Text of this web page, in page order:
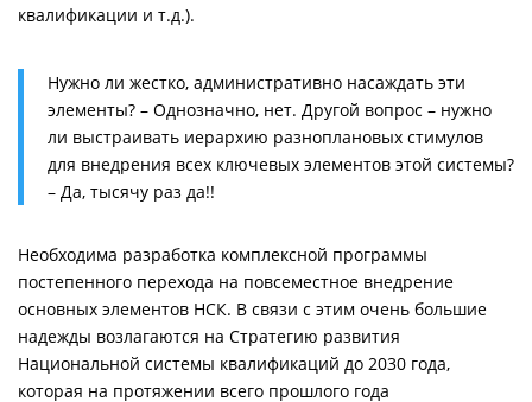
квалификации и т.д.).
Нужно ли жестко, административно насаждать эти
элементы? – Однозначно, нет. Другой вопрос – нужно
ли выстраивать иерархию разноплановых стимулов
для внедрения всех ключевых элементов этой системы?
– Да, тысячу раз да!!
Необходима разработка комплексной программы
постепенного перехода на повсеместное внедрение
основных элементов НСК. В связи с этим очень большие
надежды возлагаются на Стратегию развития
Национальной системы квалификаций до 2030 года,
которая на протяжении всего прошлого года